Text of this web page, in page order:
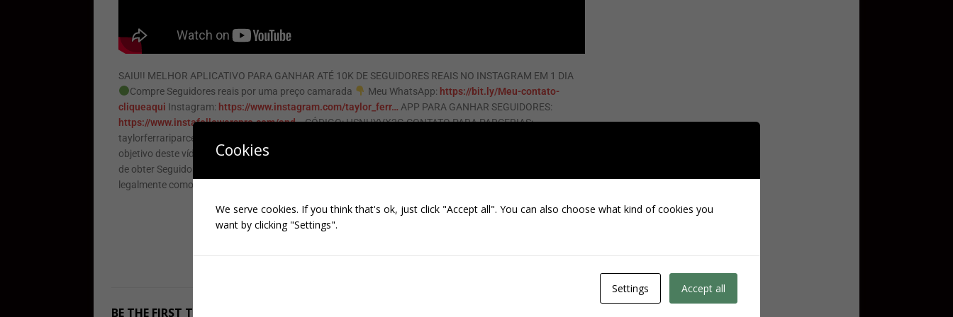
SAIU!! MELHOR APLICATIVO PARA GANHAR ATÉ 10K DE SEGUIDORES REAIS NO INSTAGRAM EM 1 DIA
Compre Seguidores reais por uma preço camarada
Meu WhatsApp: https://bit.ly/Meu-contato-
cliqueaqui Instagram: https://www.instagram.com/taylor_ferr… APP PARA GANHAR SEGUIDORES:
https://www.instafollowerspro.com/and…CÓDIGO: HSNHYVX2G CONTATO PARA PARCERIAS:
taylorferrariparceria@gmail.com Este vídeo está de acordo com os padrões da comunidade do YouTube. O
objetivo deste vídeo é totalmente informativo, com o objetivo de informar os espectadores sobre as formas
de obter Seguidores de forma legal, segura e REAL. este vídeo tem como objetivo apenas mostrar
legalmente como crescer no Instagram em 2021
BE THE FIRST TO COMMENT
Cookies
We serve cookies. If you think that's ok, just click "Accept all". You can also choose what kind of cookies you
want by clicking "Settings".
Settings Accept all